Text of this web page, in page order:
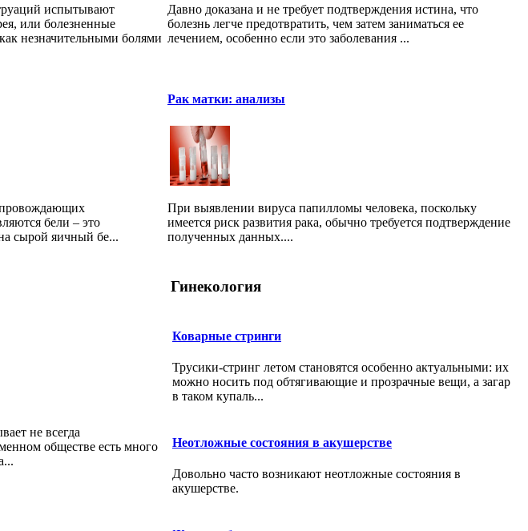
испытывают
или болезненные
незначительными болями
Давно доказана и не требует подтверждения истина, что
болезнь легче предотвратить, чем затем заниматься ее
лечением, особенно если это заболевания ...
бели – это
сырой яичный бе...
Рак матки: анализы
При выявлении вируса папилломы человека, поскольку
имеется риск развития рака, обычно требуется подтверждение
полученных данных....
не всегда
обществе есть много
Гинекология
Коварные стринги
Трусики-стринг летом становятся особенно актуальными: их
можно носить под обтягивающие и прозрачные вещи, а загар
в таком купаль...
Неотложные состояния в акушерстве
Довольно часто возникают неотложные состояния в
акушерстве.